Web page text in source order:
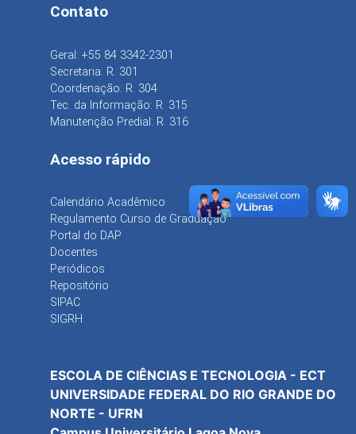
Contato
Geral: +55 84 3342-2301
Secretaria: R. 301
Coordenação: R. 304
Tec. da Informação: R. 315
Manutenção Predial: R. 316
Acesso rápido
Calendário Acadêmico
Regulamento Curso de Graduação
Portal do DAP
Docentes
Periódicos
Repositório
SIPAC
SIGRH
ESCOLA DE CIÊNCIAS E TECNOLOGIA - ECT
UNIVERSIDADE FEDERAL DO RIO GRANDE DO
NORTE - UFRN